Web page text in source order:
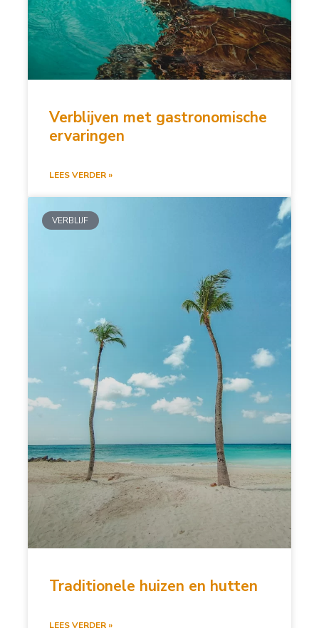
Verblijven met gastronomische
ervaringen
LEES VERDER »
VERBLIJF
Traditionele huizen en hutten
LEES VERDER »